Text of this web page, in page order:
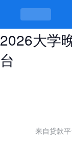
临沂随叫
2026大学
台
来自贷款